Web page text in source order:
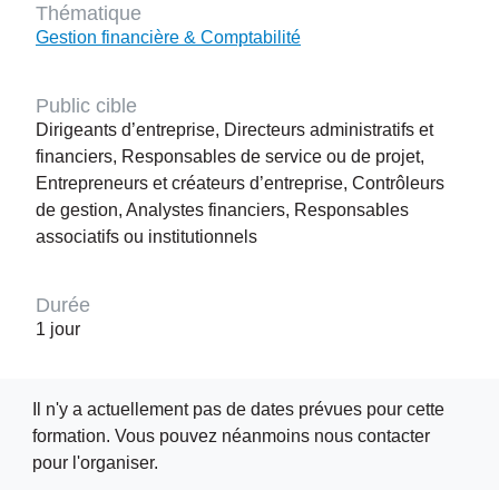
Thématique
Gestion financière & Comptabilité
Public cible
Dirigeants d’entreprise, Directeurs administratifs et
financiers, Responsables de service ou de projet,
Entrepreneurs et créateurs d’entreprise, Contrôleurs
de gestion, Analystes financiers, Responsables
associatifs ou institutionnels
Durée
1 jour
Il n'y a actuellement pas de dates prévues pour cette
formation. Vous pouvez néanmoins nous contacter
pour l'organiser.